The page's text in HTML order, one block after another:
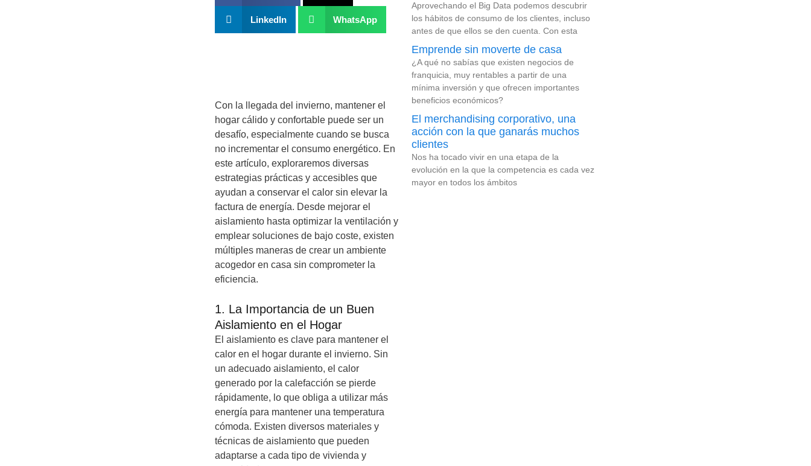
LinkedIn WhatsApp
Con la llegada del invierno, mantener el
hogar cálido y confortable puede ser un
desafío, especialmente cuando se busca
no incrementar el consumo energético. En
este artículo, exploraremos diversas
estrategias prácticas y accesibles que
ayudan a conservar el calor sin elevar la
factura de energía. Desde mejorar el
aislamiento hasta optimizar la ventilación y
emplear soluciones de bajo coste, existen
múltiples maneras de crear un ambiente
acogedor en casa sin comprometer la
eficiencia.
1. La Importancia de un Buen
Aislamiento en el Hogar
El aislamiento es clave para mantener el
calor en el hogar durante el invierno. Sin
un adecuado aislamiento, el calor
generado por la calefacción se pierde
rápidamente, lo que obliga a utilizar más
energía para mantener una temperatura
cómoda. Existen diversos materiales y
técnicas de aislamiento que pueden
adaptarse a cada tipo de vivienda y
Aprovechando el Big Data podemos descubrir
los hábitos de consumo de los clientes, incluso
antes de que ellos se den cuenta. Con esta
Emprende sin moverte de casa
¿A qué no sabías que existen negocios de
franquicia, muy rentables a partir de una
mínima inversión y que ofrecen importantes
beneficios económicos?
El merchandising corporativo, una
acción con la que ganarás muchos
clientes
Nos ha tocado vivir en una etapa de la
evolución en la que la competencia es cada vez
mayor en todos los ámbitos